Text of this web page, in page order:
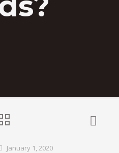
January 1, 2020